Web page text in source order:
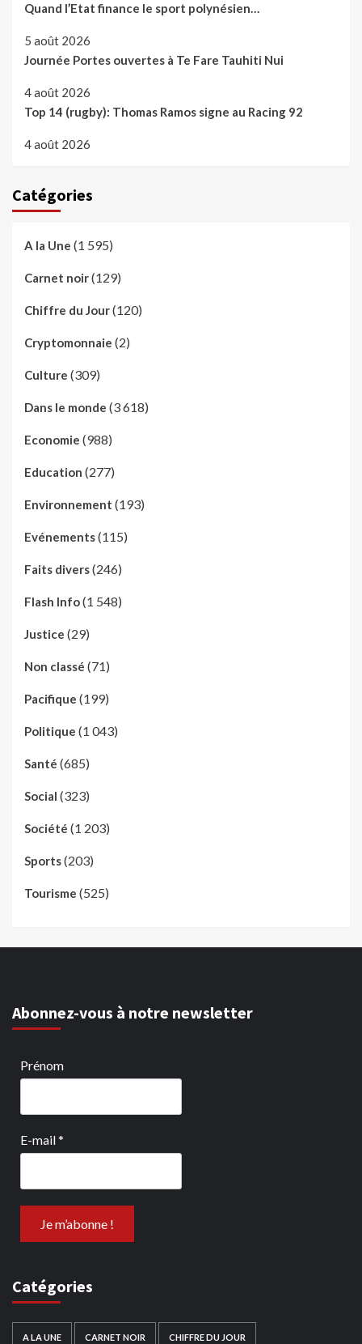
Quand l’Etat finance le sport polynésien…
5 août 2026
Journée Portes ouvertes à Te Fare Tauhiti Nui
4 août 2026
Top 14 (rugby): Thomas Ramos signe au Racing 92
4 août 2026
Catégories
A la Une (1 595)
Carnet noir(129)
Chiffre du Jour(120)
Cryptomonnaie (2)
Culture (309)
Dans le monde (3 618)
Economie (988)
Education (277)
Environnement (193)
Evénements(115)
Faits divers(246)
Flash Info(1 548)
Justice (29)
Non classé (71)
Pacifique (199)
Politique (1 043)
Santé (685)
Social (323)
Société (1 203)
Sports(203)
Tourisme (525)
Abonnez-vous à notre newsletter
Prénom
E-mail*
Catégories
A LA UNE CARNET NOIR CHIFFRE DU JOUR